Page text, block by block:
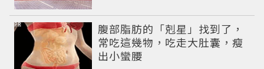
腹部脂肪的「剋星」找到了，
常吃這幾物，吃走大肚囊，瘦
出小蠻腰
PR